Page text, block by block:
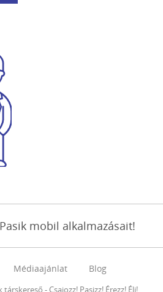
mobil alkalmazásait!
Médiaajánlat Blog
- Csajozz! Pasizz! Érezz! Élj!